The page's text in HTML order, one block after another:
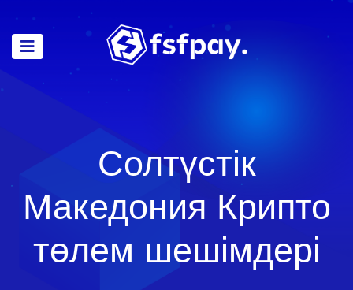
Солтүстік
Македония Крипто
төлем шешімдері